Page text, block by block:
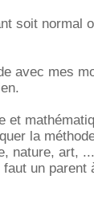
soit normal
avec mes
et
la
nature, art,
un parent